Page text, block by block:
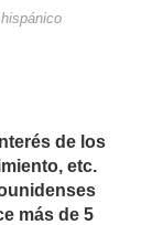
de los
etc.
más de 5